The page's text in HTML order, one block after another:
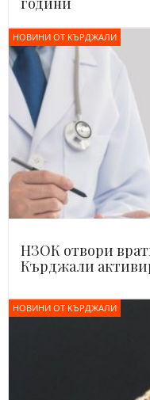
НОВИНИ ОТ КЪРДЖАЛИ
НЗОК отвори
Кърджали
НОВИНИ ОТ КЪРДЖАЛИ